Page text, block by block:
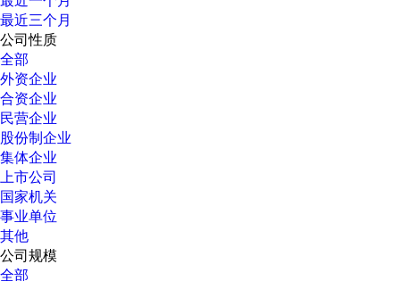
最近三个月
公司性质
全部
外资企业
合资企业
民营企业
股份制企业
集体企业
上市公司
国家机关
事业单位
其他
公司规模
全部